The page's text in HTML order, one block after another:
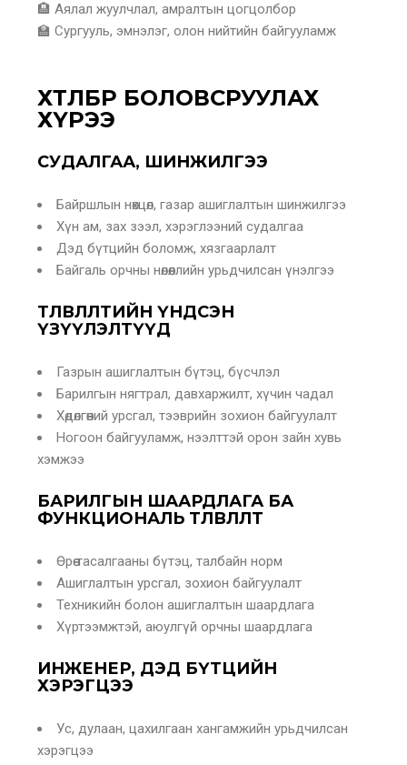
🏨 Аялал жуулчлал, амралтын цогцолбор
🏫 Сургууль, эмнэлэг, олон нийтийн байгууламж
ХӨТӨЛБӨР БОЛОВСРУУЛАХ
ХҮРЭЭ
СУДАЛГАА, ШИНЖИЛГЭЭ
Байршлын нөхцөл, газар ашиглалтын шинжилгээ
Хүн ам, зах зээл, хэрэглээний судалгаа
Дэд бүтцийн боломж, хязгаарлалт
Байгаль орчны нөлөөллийн урьдчилсан үнэлгээ
ТӨЛӨВЛӨЛТИЙН ҮНДСЭН
ҮЗҮҮЛЭЛТҮҮД
Газрын ашиглалтын бүтэц, бүсчлэл
Барилгын нягтрал, давхаржилт, хүчин чадал
Хөдөлгөөний урсгал, тээврийн зохион байгуулалт
Ногоон байгууламж, нээлттэй орон зайн хувь
хэмжээ
БАРИЛГЫН ШААРДЛАГА БА
ФУНКЦИОНАЛЬ ТӨЛӨВЛӨЛТ
Өрөө тасалгааны бүтэц, талбайн норм
Ашиглалтын урсгал, зохион байгуулалт
Техникийн болон ашиглалтын шаардлага
Хүртээмжтэй, аюулгүй орчны шаардлага
ИНЖЕНЕР, ДЭД БҮТЦИЙН
ХЭРЭГЦЭЭ
Ус, дулаан, цахилгаан хангамжийн урьдчилсан
хэрэгцээ